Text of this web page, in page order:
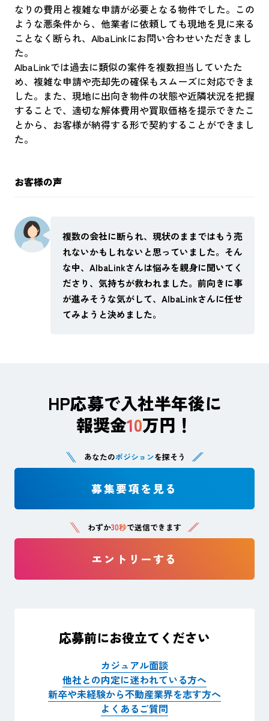
なりの費用と複雑な申請が必要となる物件でした。この
ような悪条件から、他業者に依頼しても現地を見に来る
ことなく断られ、AlbaLinkにお問い合わせいただきまし
た。
AlbaLinkでは過去に類似の案件を複数担当していたた
め、複雑な申請や売却先の確保もスムーズに対応できま
した。また、現地に出向き物件の状態や近隣状況を把握
することで、適切な解体費用や買取価格を提示できたこ
とから、お客様が納得する形で契約することができまし
た。
お客様の声
複数の会社に断られ、現状のままではもう売
れないかもしれないと思っていました。そん
な中、AlbaLinkさんは悩みを親身に聞いてく
ださり、気持ちが救われました。前向きに事
が進みそうな気がして、AlbaLinkさんに任せ
てみようと決めました。
HP応募で入社半年後に
報奨金10万円！
あなたのポジションを探そう
募集要項を見る
わずか30秒で送信できます
エントリーする
応募前にお役立てください
カジュアル面談
他社との内定に迷われている方へ
新卒や未経験から不動産業界を志す方へ
よくあるご質問